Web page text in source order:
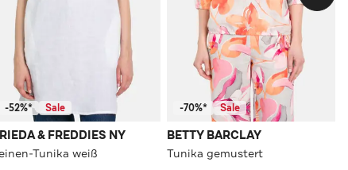
-52%* Sale
& FREDDIES NY
Tunika weiß
-70%* Sale
BETTY BARCLAY
Tunika gemustert